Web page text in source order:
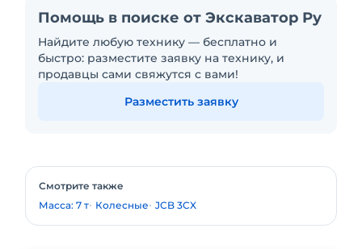
Помощь в поиске от Экскаватор Ру
Найдите любую технику — бесплатно и
быстро: разместите заявку на технику, и
продавцы сами свяжутся с вами!
Разместить заявку
Смотрите также
Масса: 7 т Колесные JCB 3CX